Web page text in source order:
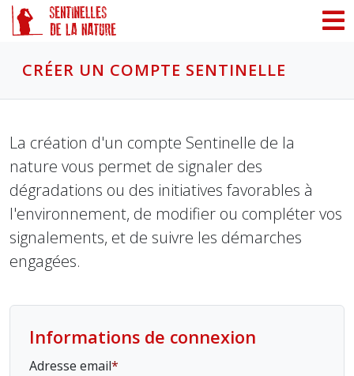
CRÉER UN COMPTE SENTINELLE
La création d'un compte Sentinelle de la
nature vous permet de signaler des
dégradations ou des initiatives favorables à
l'environnement, de modifier ou compléter vos
signalements, et de suivre les démarches
engagées.
Informations de connexion
Adresse email
Panneau de gestion des cookies